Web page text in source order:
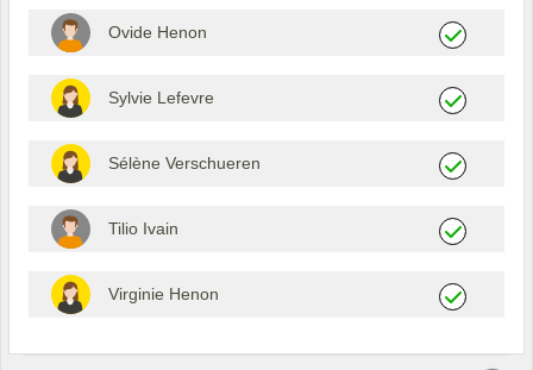
Ovide Henon
Sylvie Lefevre
Sélène Verschueren
Tilio Ivain
Virginie Henon